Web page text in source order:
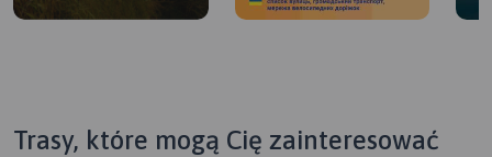
Trasy, które mogą Cię zainteresować